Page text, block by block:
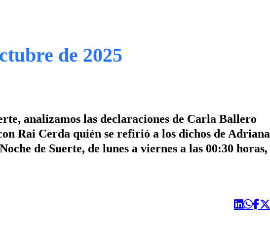
de 2025
analizamos las declaraciones de Carla Ballero
Rai Cerda quién se refirió a los dichos de Adriana
de Suerte, de lunes a viernes a las 00:30 horas,